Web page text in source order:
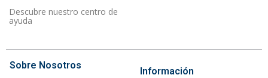
Descubre nuestro centro de
ayuda
Sobre Nosotros
Información